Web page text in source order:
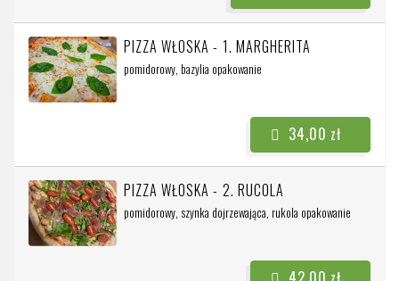
PIZZA WŁOSKA - 1. MARGHERITA
pomidorowy, bazylia opakowanie
PIZZA WŁOSKA - 2. RUCOLA
pomidorowy, szynka dojrzewająca, rukola opakowanie